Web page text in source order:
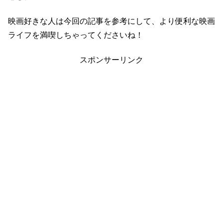
映画好きな人は今回の記事を参考にして、より便利な映画
ライフを満喫しちゃってくださいね！
スポンサーリンク